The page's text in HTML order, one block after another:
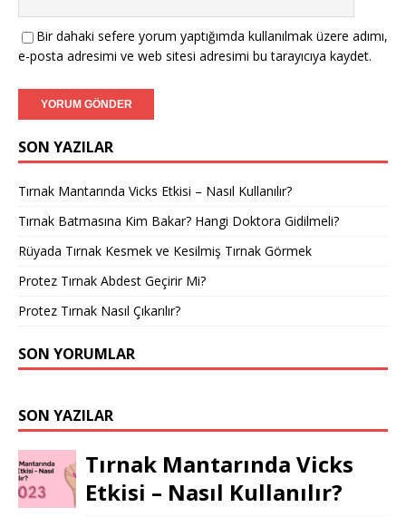
Bir dahaki sefere yorum yaptığımda kullanılmak üzere adımı,
e-posta adresimi ve web sitesi adresimi bu tarayıcıya kaydet.
SON YAZILAR
Tırnak Mantarında Vicks Etkisi – Nasıl Kullanılır?
Tırnak Batmasına Kim Bakar? Hangi Doktora Gidilmeli?
Rüyada Tırnak Kesmek ve Kesilmiş Tırnak Görmek
Protez Tırnak Abdest Geçirir Mi?
Protez Tırnak Nasıl Çıkarılır?
SON YORUMLAR
SON YAZILAR
Tırnak Mantarında Vicks
Etkisi – Nasıl Kullanılır?